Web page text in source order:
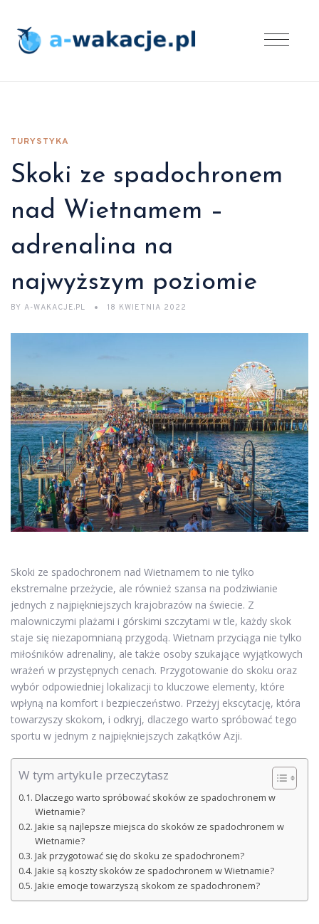
TURYSTYKA
Skoki ze spadochronem
nad Wietnamem –
adrenalina na
najwyższym poziomie
BY A-WAKACJE.PL 18 KWIETNIA 2022
Skoki ze spadochronem nad Wietnamem to nie tylko
ekstremalne przeżycie, ale również szansa na podziwianie
jednych z najpiękniejszych krajobrazów na świecie. Z
malowniczymi plażami i górskimi szczytami w tle, każdy skok
staje się niezapomnianą przygodą. Wietnam przyciąga nie tylko
miłośników adrenaliny, ale także osoby szukające wyjątkowych
wrażeń w przystępnych cenach. Przygotowanie do skoku oraz
wybór odpowiedniej lokalizacji to kluczowe elementy, które
wpłyną na komfort i bezpieczeństwo. Przeżyj ekscytację, która
towarzyszy skokom, i odkryj, dlaczego warto spróbować tego
sportu w jednym z najpiękniejszych zakątków Azji.
W tym artykule przeczytasz
Dlaczego warto spróbować skoków ze spadochronem w
Wietnamie?
Jakie są najlepsze miejsca do skoków ze spadochronem w
Wietnamie?
Jak przygotować się do skoku ze spadochronem?
Jakie są koszty skoków ze spadochronem w Wietnamie?
Jakie emocje towarzyszą skokom ze spadochronem?